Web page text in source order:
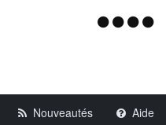
Menu
Nouveautés Aide